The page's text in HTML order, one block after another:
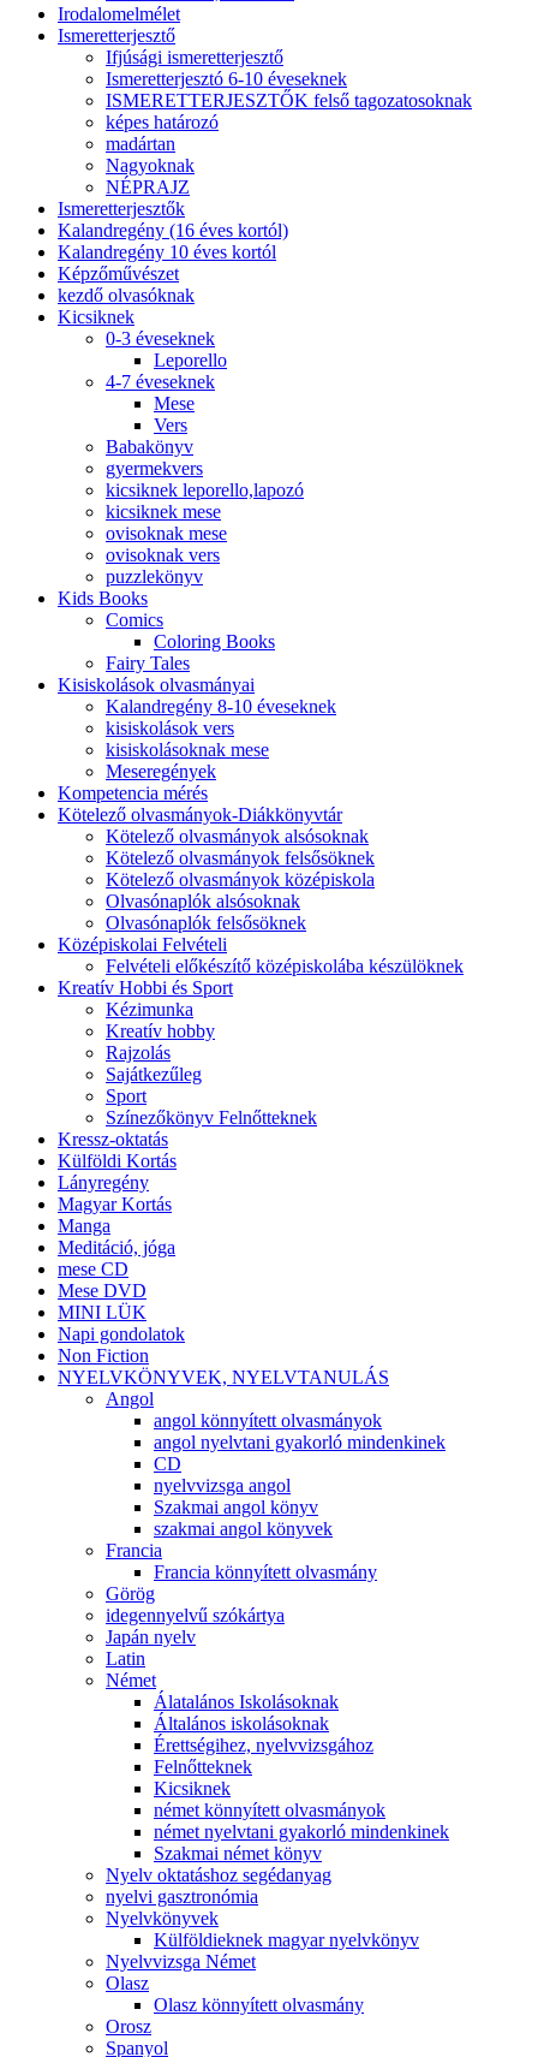
Irodalomelmélet
Ismeretterjesztő
Ifjúsági ismeretterjesztő
Ismeretterjesztó 6-10 éveseknek
ISMERETTERJESZTŐK felső tagozatosoknak
képes határozó
madártan
Nagyoknak
NÉPRAJZ
Ismeretterjesztők
Kalandregény (16 éves kortól)
Kalandregény 10 éves kortól
Képzőművészet
kezdő olvasóknak
Kicsiknek
0-3 éveseknek
Leporello
4-7 éveseknek
Mese
Vers
Babakönyv
gyermekvers
kicsiknek leporello,lapozó
kicsiknek mese
ovisoknak mese
ovisoknak vers
puzzlekönyv
Kids Books
Comics
Coloring Books
Fairy Tales
Kisiskolások olvasmányai
Kalandregény 8-10 éveseknek
kisiskolások vers
kisiskolásoknak mese
Meseregények
Kompetencia mérés
Kötelező olvasmányok-Diákkönyvtár
Kötelező olvasmányok alsósoknak
Kötelező olvasmányok felsősöknek
Kötelező olvasmányok középiskola
Olvasónaplók alsósoknak
Olvasónaplók felsősöknek
Középiskolai Felvételi
Felvételi előkészítő középiskolába készülöknek
Kreatív Hobbi és Sport
Kézimunka
Kreatív hobby
Rajzolás
Sajátkezűleg
Sport
Színezőkönyv Felnőtteknek
Kressz-oktatás
Külföldi Kortás
Lányregény
Magyar Kortás
Manga
Meditáció, jóga
mese CD
Mese DVD
MINI LÜK
Napi gondolatok
Non Fiction
NYELVKÖNYVEK, NYELVTANULÁS
Angol
angol könnyített olvasmányok
angol nyelvtani gyakorló mindenkinek
CD
nyelvvizsga angol
Szakmai angol könyv
szakmai angol könyvek
Francia
Francia könnyített olvasmány
Görög
idegennyelvű szókártya
Japán nyelv
Latin
Német
Álatalános Iskolásoknak
Általános iskolásoknak
Érettségihez, nyelvvizsgához
Felnőtteknek
Kicsiknek
német könnyített olvasmányok
német nyelvtani gyakorló mindenkinek
Szakmai német könyv
Nyelv oktatáshoz segédanyag
nyelvi gasztronómia
Nyelvkönyvek
Külföldieknek magyar nyelvkönyv
Nyelvvizsga Német
Olasz
Olasz könnyített olvasmány
Orosz
Spanyol